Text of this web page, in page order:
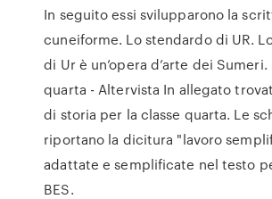
In seguito essi svilupparono la
cuneiforme. Lo stendardo di UR.
di Ur è un’opera d’arte dei
quarta - Altervista In allegato
di storia per la classe quarta. Le
riportano la dicitura "lavoro
adattate e semplificate nel testo
BES.